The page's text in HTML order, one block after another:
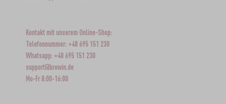
Kontakt mit unserem Online-Shop:
Telefonnummer: +48 695 151 230
Whatsapp: +48 695 151 230
support@browin.de
Mo-Fr 8:00-16:00